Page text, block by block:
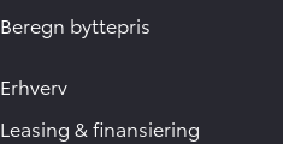
Beregn byttepris
Erhverv
Leasing & finansiering